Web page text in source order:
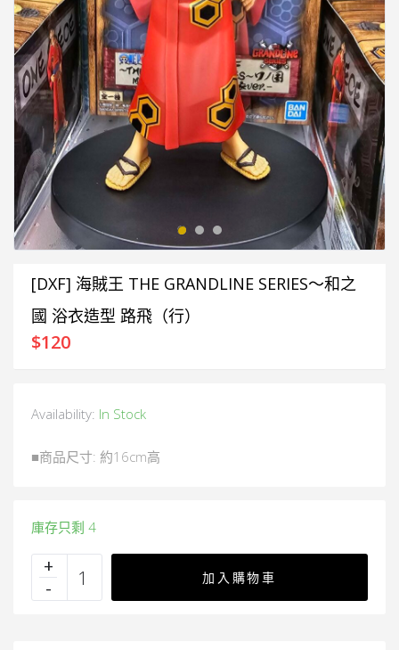
[DXF] 海賊王 THE GRANDLINE SERIES～和之
國 浴衣造型 路飛（行）
$120
Availability: In Stock
■商品尺寸: 約16cm高
庫存只剩 4
加入購物車